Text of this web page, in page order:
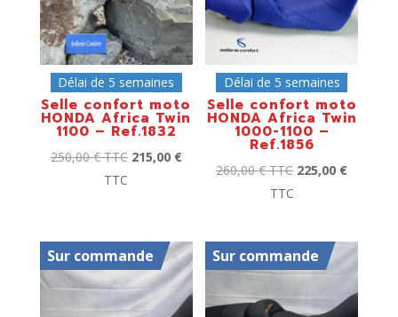
Délai de 5 semaines
Selle confort moto
HONDA Africa Twin
1100 – Ref.1832
250,00€ TTC 215,00 €
TTC
Délai de 5 semaines
Selle confort moto
HONDA Africa Twin
1000-1100 –
Ref.1856
260,00€ TTC 225,00 €
TTC
Sur commande Sur commande